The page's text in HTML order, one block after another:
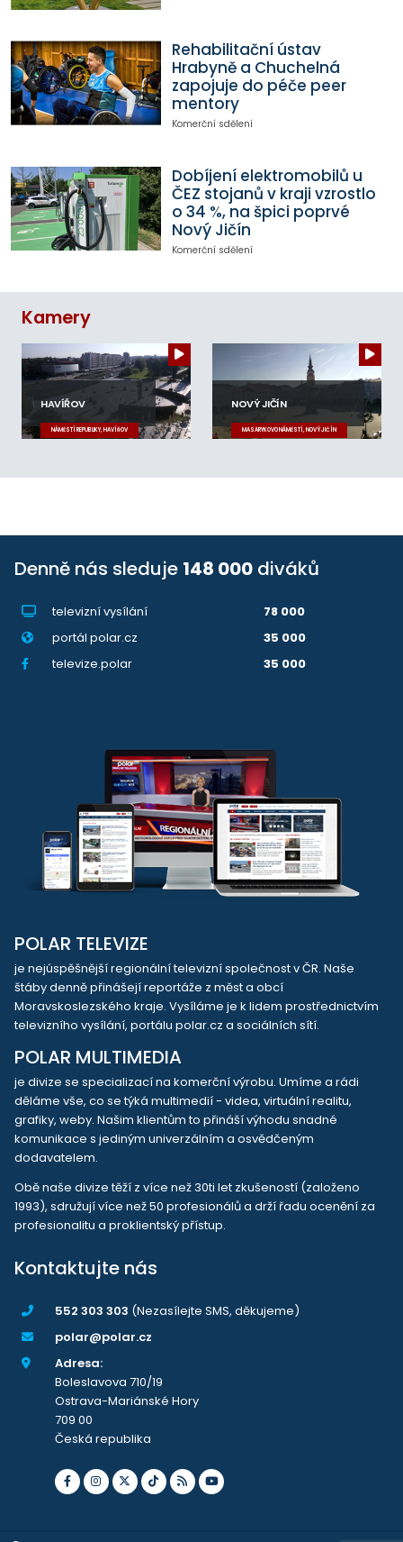
Rehabilitační ústav
Hrabyně a Chuchelná
zapojuje do péče peer
mentory
Komerční sdělení
Dobíjení elektromobilů u
ČEZ stojanů v kraji vzrostlo
o 34 %, na špici poprvé
Nový Jičín
Komerční sdělení
Kamery
HAVÍŘOV
NÁMĚSTÍ REPUBLIKY, HAVÍŘOV
NOVÝ JIČÍN
MASARYKOVO NÁMĚSTÍ, NOVÝ JIČÍN
Denně nás sleduje 148 000 diváků
televizní vysílání
78 000
portál polar.cz
35 000
televize.polar
35 000
POLAR TELEVIZE
je nejúspěšnější regionální televizní společnost v ČR. Naše
štáby denně přinášejí reportáže z měst a obcí
Moravskoslezského kraje. Vysíláme je k lidem prostřednictvím
televizního vysílání, portálu polar.cz a sociálních sítí.
POLAR MULTIMEDIA
je divize se specializací na komerční výrobu. Umíme a rádi
děláme vše, co se týká multimedií - videa, virtuální realitu,
grafiky, weby. Našim klientům to přináší výhodu snadné
komunikace s jediným univerzálním a osvědčeným
dodavatelem.
Obě naše divize těží z více než 30ti let zkušeností (založeno
1993), sdružují více než 50 profesionálů a drží řadu ocenění za
profesionalitu a proklientský přístup.
Kontaktujte nás
552 303 303 (Nezasílejte SMS, děkujeme)
polar@polar.cz
Adresa:
Boleslavova 710/19
Ostrava-Mariánské Hory
709 00
Česká republika